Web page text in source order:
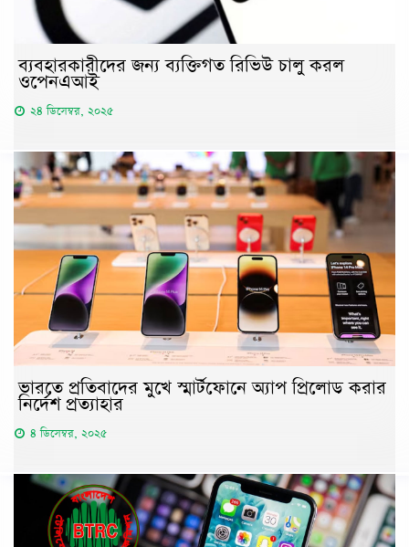
ব্যবহারকারীদের জন্য ব্যক্তিগত রিভিউ চালু করল
ওপেনএআই
২৪ ডিসেম্বর, ২০২৫
ভারতে প্রতিবাদের মুখে স্মার্টফোনে অ্যাপ প্রিলোড করার
নির্দেশ প্রত্যাহার
৪ ডিসেম্বর, ২০২৫